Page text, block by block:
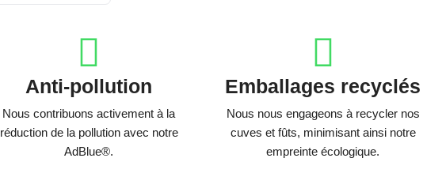
Anti-pollution
Nous contribuons activement à la
réduction de la pollution avec notre
AdBlue®.
Emballages recyclés
Nous nous engageons à recycler nos
cuves et fûts, minimisant ainsi notre
empreinte écologique.